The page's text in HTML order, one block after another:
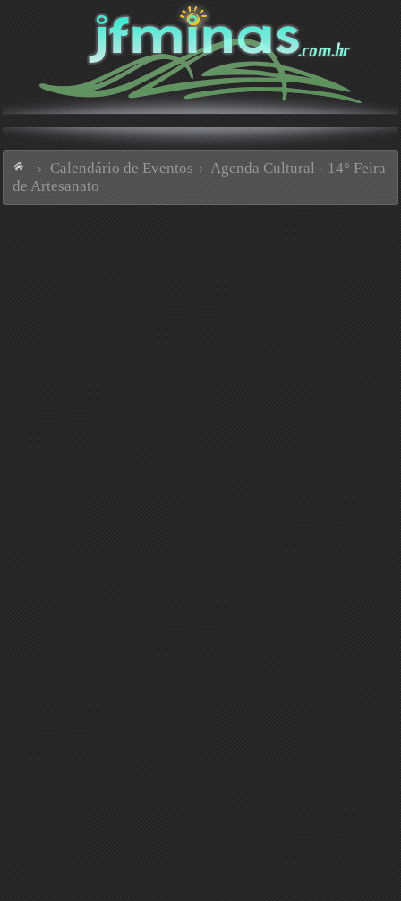
Calendário de Eventos
Agenda Cultural - 14° Feira
de Artesanato